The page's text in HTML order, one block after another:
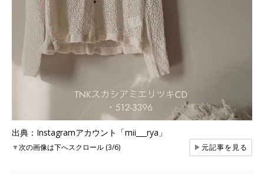
出典：Instagramアカウント「mii___rya」
▼次の画像は下へスクロール (3/6) ▶元記事を見る